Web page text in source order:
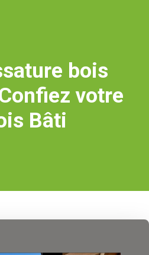
bois
votre
Bâti